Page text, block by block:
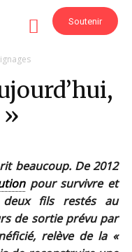
Soutenir
beaucoup. De 2012
pour survivre et
fils restés au
de sortie prévu par
relève de la «